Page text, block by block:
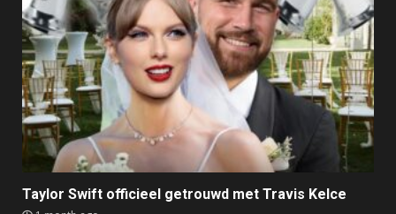
Taylor Swift officieel getrouwd met Travis Kelce